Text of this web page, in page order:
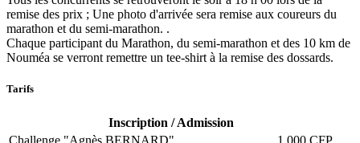
remise des prix ; Une photo d'arrivée sera remise aux coureurs du
marathon et du semi-marathon. .
Chaque participant du Marathon, du semi-marathon et des 10 km de
Nouméa se verront remettre un tee-shirt à la remise des dossards.
Tarifs
Inscription / Admission